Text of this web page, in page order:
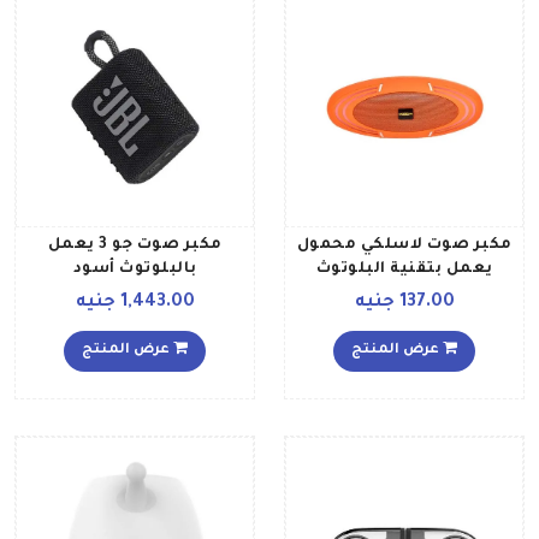
مكبر صوت لاسلكي محمول
يعمل بتقنية البلوتوث
برتقالي
137.00 جنيه
عرض المنتج
مكبر صوت جو 3 يعمل
بالبلوتوث أسود
1,443.00 جنيه
عرض المنتج